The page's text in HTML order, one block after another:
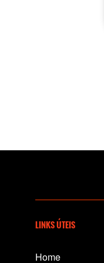
LINKS ÚTEIS
Home